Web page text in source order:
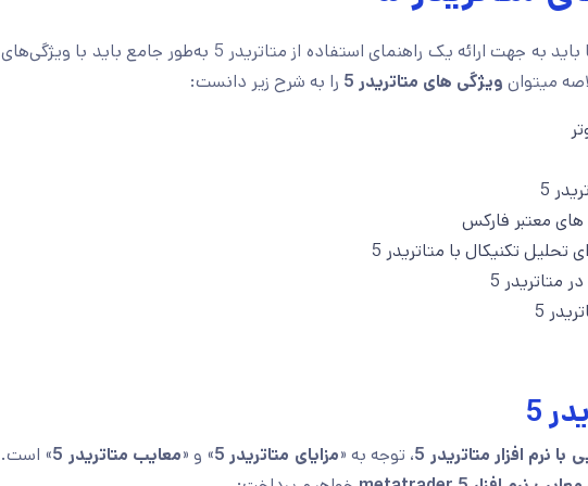
جهت معرفی کامل متاتریدر 5 شما باید به جهت ارائه یک راهنمای استفاده از متاتریدر 5 به‌طور جامع باید با ویژگی‌های
میتوان ویژگی های متاتریدر 5
را به شرح زیر دانست:
5
تحلیل تکنیکال با متاتریدر 5
متاتریدر 5
5
5
با نرم افزار متاتریدر 5 ، توجه به «مزایای متاتریدر 5» و «معایب متاتریدر 5» است.